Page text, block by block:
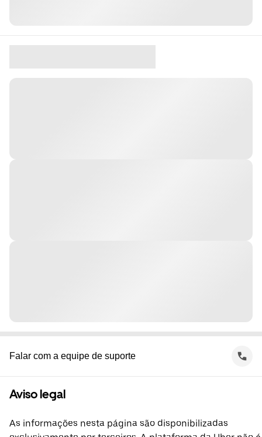
Falar com a equipe de suporte
Aviso legal
As informações nesta página são disponibilizadas